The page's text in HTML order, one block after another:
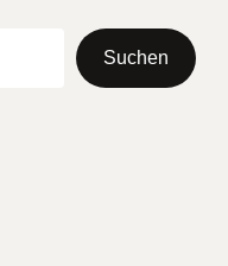
Suchen